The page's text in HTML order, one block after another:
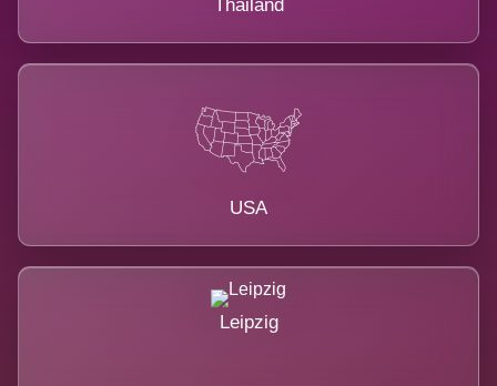
Thailand
USA
Leipzig